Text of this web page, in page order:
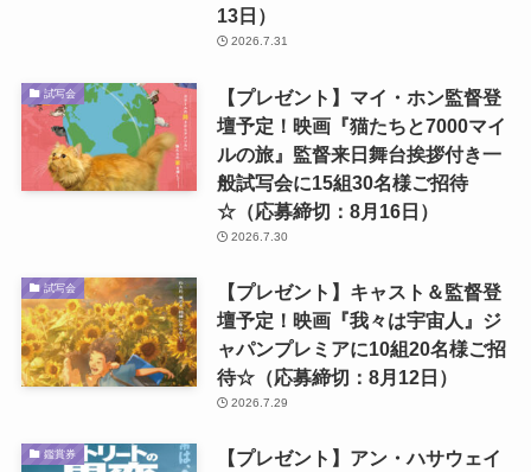
13日）
2026.7.31
試写会
【プレゼント】マイ・ホン監督登
壇予定！映画『猫たちと7000マイ
ルの旅』監督来日舞台挨拶付き一
般試写会に15組30名様ご招待
☆（応募締切：8月16日）
2026.7.30
試写会
【プレゼント】キャスト＆監督登
壇予定！映画『我々は宇宙人』ジ
ャパンプレミアに10組20名様ご招
待☆（応募締切：8月12日）
2026.7.29
鑑賞券
【プレゼント】アン・ハサウェイ